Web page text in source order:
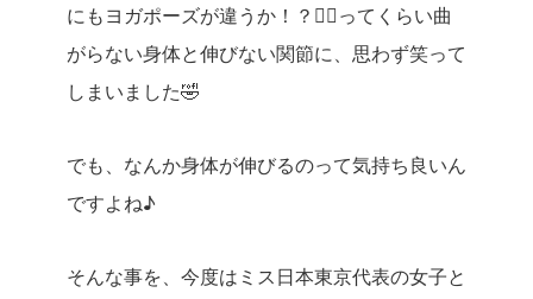
にもヨガポーズが違うか！？🧘‍♀️ってくらい曲
がらない身体と伸びない関節に、思わず笑って
しまいました🤣
でも、なんか身体が伸びるのって気持ち良いん
ですよね♪
そんな事を、今度はミス日本東京代表の女子と